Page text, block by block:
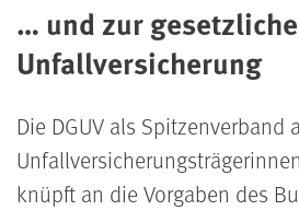
… und zur
Unfallversicherung
Die DGUV als Spitzenverband
knüpft an die Vorgaben des